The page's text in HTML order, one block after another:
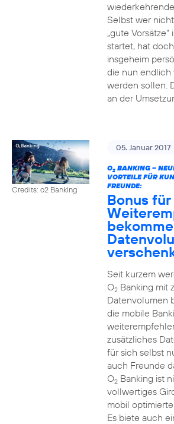
Selbst wer
„gute Vorsätze“
startet, hat
insgeheim
die nun endlich
werden sollen.
an der
Credits: o2 Banking
05. Januar 2017
O2BANKING –
VORTEILE FÜR
FREUNDE:
Bonus für
Seit kurzem
O2Banking mit
Datenvolumen
die mobile
zusätzliches
für sich selbst
auch Freunde
O2Banking ist
vollwertiges
mobil
Es biete auch